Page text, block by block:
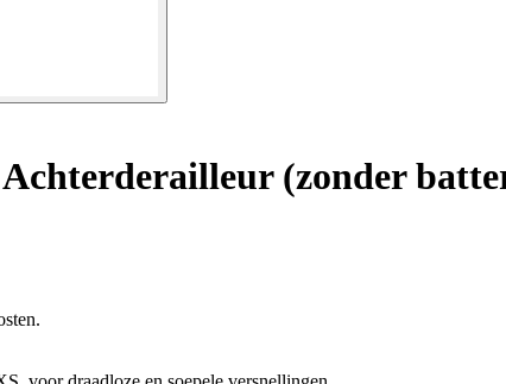
Achterderailleur (zonder